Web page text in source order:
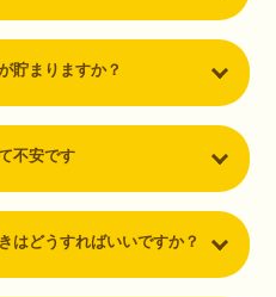
貯まりますか？
不安です
はどうすればいいですか？